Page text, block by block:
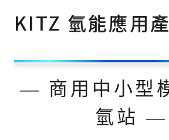
KITZ 氫能應用
— 商用中小型
氫站 —